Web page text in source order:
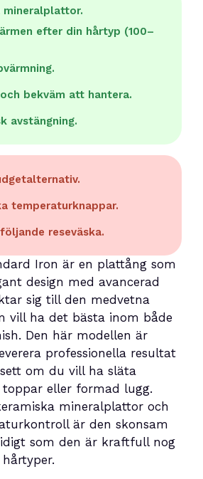
mineralplattor.
efter din hårtyp (100–
bekväm att hantera.
avstängning.
temperaturknappar.
reseväska.
Iron är en plattång som
design med avancerad
sig till den medvetna
vill ha det bästa inom både
Den här modellen är
professionella resultat
om du vill ha släta
toppar eller formad lugg.
mineralplattor och
är den skonsam
som den är kraftfull nog